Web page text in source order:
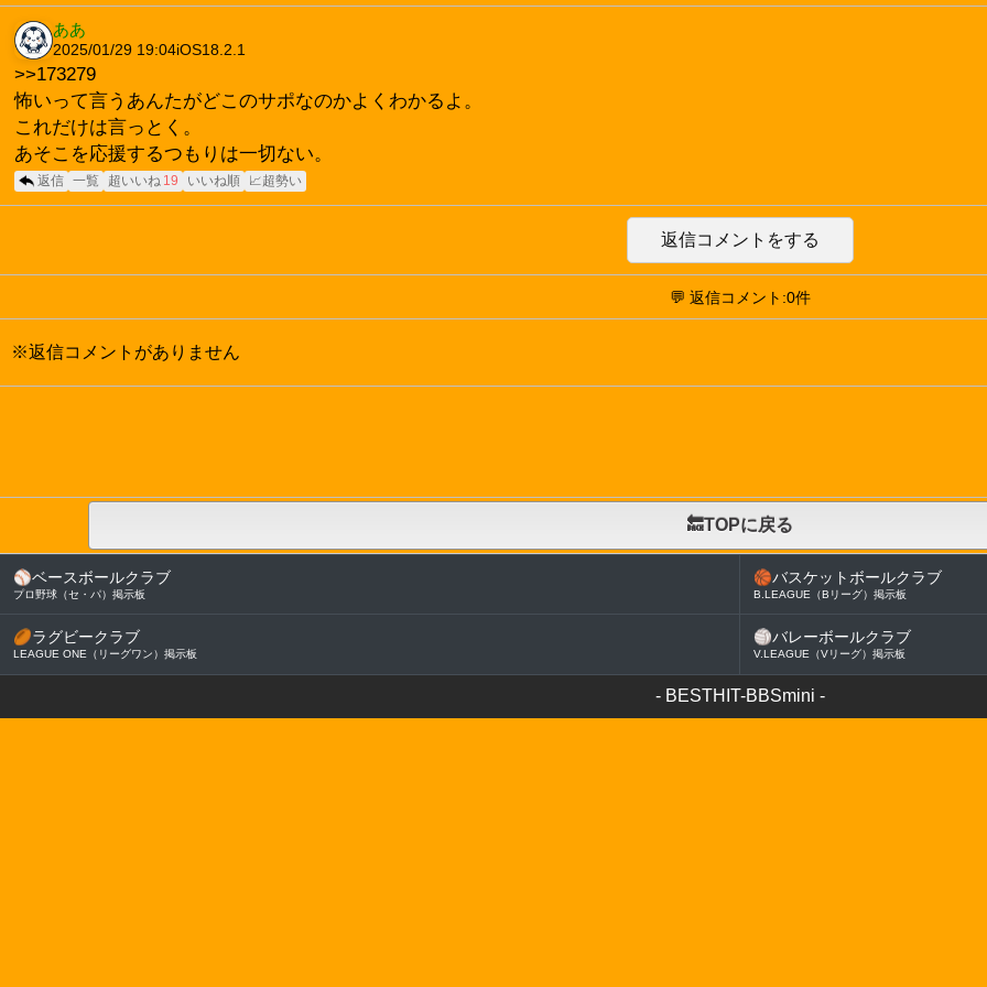
ああ
2025/01/29 19:04iOS18.2.1
>>173279
怖いって言うあんたがどこのサポなのかよくわかるよ。
これだけは言っとく。
あそこを応援するつもりは一切ない。
返信 一覧 超いいね 19 いいね順 📈超勢い
返信コメントをする
💬 返信コメント:0件
※返信コメントがありません
🔙TOPに戻る
⚾ベースボールクラブ
プロ野球（セ・パ）掲示板
🏀バスケットボールクラブ
B.LEAGUE（Bリーグ）掲示板
🏉ラグビークラブ
LEAGUE ONE（リーグワン）掲示板
🏐バレーボールクラブ
V.LEAGUE（Vリーグ）掲示板
- BESTHIT-BBSmini -